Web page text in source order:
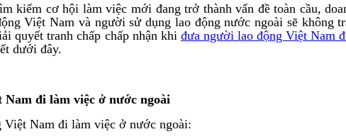
kiếm cơ hội làm việc mới đang trở thành vấn đề toàn cầu,
Việt Nam và người sử dụng lao động nước ngoài sẽ không
quyết tranh chấp chấp nhận khi đưa người lao động Việt Nam
dưới đây.
đi làm việc ở nước ngoài
Việt Nam đi làm việc ở nước ngoài: